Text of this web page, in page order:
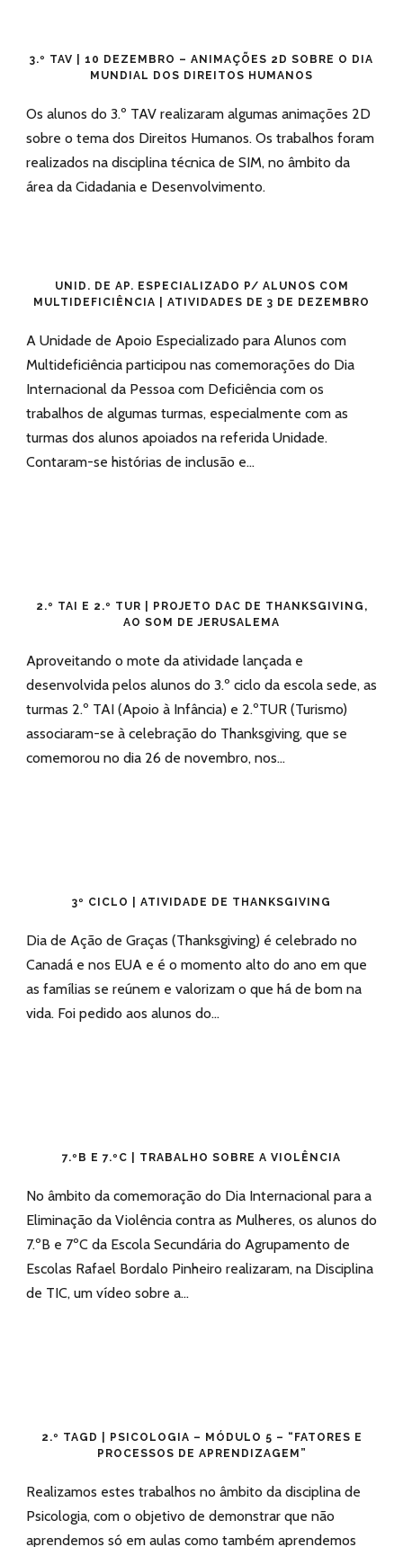
3.º TAV | 10 DEZEMBRO – ANIMAÇÕES 2D SOBRE O DIA
MUNDIAL DOS DIREITOS HUMANOS
Os alunos do 3.º TAV realizaram algumas animações 2D
sobre o tema dos Direitos Humanos. Os trabalhos foram
realizados na disciplina técnica de SIM, no âmbito da
área da Cidadania e Desenvolvimento.
UNID. DE AP. ESPECIALIZADO P/ ALUNOS COM
MULTIDEFICIÊNCIA | ATIVIDADES DE 3 DE DEZEMBRO
A Unidade de Apoio Especializado para Alunos com
Multideficiência participou nas comemorações do Dia
Internacional da Pessoa com Deficiência com os
trabalhos de algumas turmas, especialmente com as
turmas dos alunos apoiados na referida Unidade.
Contaram-se histórias de inclusão e...
2.º TAI E 2.º TUR | PROJETO DAC DE THANKSGIVING,
AO SOM DE JERUSALEMA
Aproveitando o mote da atividade lançada e
desenvolvida pelos alunos do 3.º ciclo da escola sede, as
turmas 2.º TAI (Apoio à Infância) e 2.ºTUR (Turismo)
associaram-se à celebração do Thanksgiving, que se
comemorou no dia 26 de novembro, nos...
3º CICLO | ATIVIDADE DE THANKSGIVING
Dia de Ação de Graças (Thanksgiving) é celebrado no
Canadá e nos EUA e é o momento alto do ano em que
as famílias se reúnem e valorizam o que há de bom na
vida. Foi pedido aos alunos do...
7.ºB E 7.ºC | TRABALHO SOBRE A VIOLÊNCIA
No âmbito da comemoração do Dia Internacional para a
Eliminação da Violência contra as Mulheres, os alunos do
7.ºB e 7ºC da Escola Secundária do Agrupamento de
Escolas Rafael Bordalo Pinheiro realizaram, na Disciplina
de TIC, um vídeo sobre a...
2.º TAGD | PSICOLOGIA – MÓDULO 5 – “FATORES E
PROCESSOS DE APRENDIZAGEM”
Realizamos estes trabalhos no âmbito da disciplina de
Psicologia, com o objetivo de demonstrar que não
aprendemos só em aulas como também aprendemos